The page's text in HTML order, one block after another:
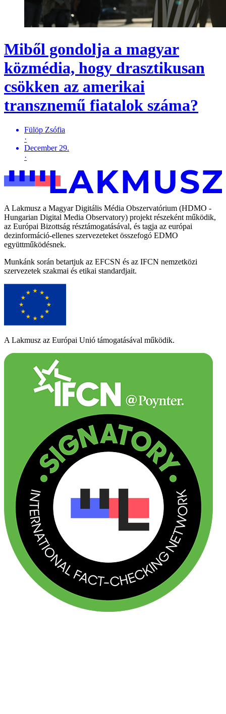
Miből gondolja a magyar
közmédia, hogy drasztikusan
csökken az amerikai
transznemű fiatalok száma?
Fülöp Zsófia
·
December 29.
·
A Lakmusz a Magyar Digitális Média Obszervatórium (HDMO -
Hungarian Digital Media Observatory) projekt részeként működik,
az Európai Bizottság résztámogatásával, és tagja az európai
dezinformáció-ellenes szervezeteket összefogó EDMO
együttműködésnek.
Munkánk során betartjuk az EFCSN és az IFCN nemzetközi
szervezetek szakmai és etikai standardjait.
A Lakmusz az Európai Unió támogatásával működik.